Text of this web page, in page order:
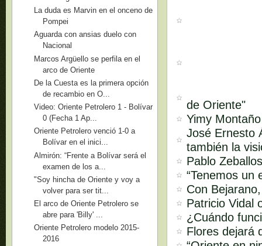
de Oriente"
Yimy
José Ernesto
también la
Pablo
“Tenemos un
Con
Patricio Vidal
¿Cuándo
Flores dejará
La duda es Marvin en el onceno de
Pompei
Aguarda con ansias duelo con
Nacional
Marcos Argüello se perfila en el
arco de Oriente
De la Cuesta es la primera opción
de recambio en O...
Video: Oriente Petrolero 1 - Bolívar
0 (Fecha 1 Ap...
Oriente Petrolero venció 1-0 a
Bolívar en el inici...
Almirón: “Frente a Bolívar será el
examen de los a...
"Soy hincha de Oriente y voy a
volver para ser tit...
El arco de Oriente Petrolero se
abre para 'Billy' ...
Oriente Petrolero modelo 2015-
2016